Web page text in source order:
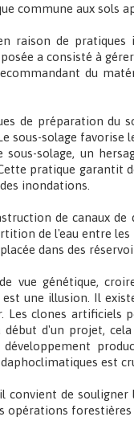
commune aux sols
raison de
a consisté à
du
de préparation du
sous-solage favorise
sous-solage, un
pratique garantit
inondations.
de canaux
de l'eau entre
dans des
vue génétique,
une illusion. Il
Les clones artificiels
début d'un projet,
est
convient de
opérations forestières